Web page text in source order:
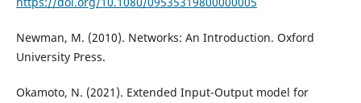
Newman, M. (2010). Networks: An Introduction. Oxford
University Press.
Okamoto, N. (2021). Extended Input-Output model for